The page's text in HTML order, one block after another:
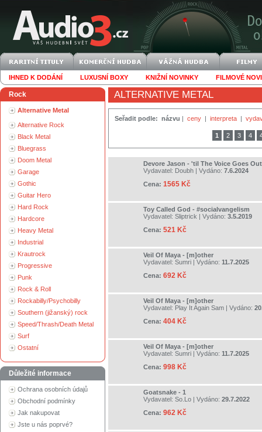
IHNED K DODÁNÍ LUXUSNÍ BOXY KNIŽNÍ NOVINKY FILMOVÉ
Rock
Alternative Metal
Alternative Rock
Black Metal
Bluegrass
Doom Metal
Garage
Gothic
Guitar Hero
Hard Rock
Hardcore
Heavy Metal
Industrial
Krautrock
Progressive
Punk
Rock & Roll
Rockabilly/Psychobilly
Southern (jižanský) rock
Speed/Thrash/Death Metal
Surf
Ostatní
Důležité informace
Ochrana osobních údajů
Obchodní podmínky
Jak nakupovat
Jste u nás poprvé?
ALTERNATIVE METAL
Seřadit podle: názvu | ceny | interpreta |
1 2 3 4
Devore Jason - 'til The Voice Goes Out
Vydavatel: Doubh | Vydáno: 7.6.2024
Cena: 1565 Kč
Toy Called God - #socialvangelism
Vydavatel: Sliptrick | Vydáno: 3.5.2019
Cena: 521 Kč
Veil Of Maya - [m]other
Vydavatel: Sumri | Vydáno: 11.7.2025
Cena: 692 Kč
Veil Of Maya - [m]other
Vydavatel: Play It Again Sam | Vydáno:
Cena: 404 Kč
Veil Of Maya - [m]other
Vydavatel: Sumri | Vydáno: 11.7.2025
Cena: 998 Kč
Goatsnake - 1
Vydavatel: So.Lo | Vydáno: 29.7.2022
Cena: 962 Kč